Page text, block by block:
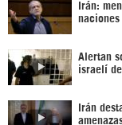
Irán:
naciones
Alertan
israelí de
Irán